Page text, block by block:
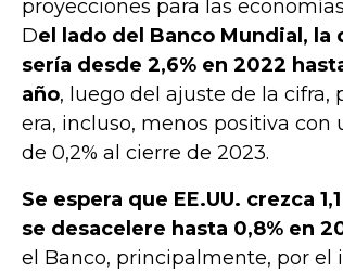
proyecciones para las
Del lado del Banco Mundial, la
sería desde 2,6% en 2022
año, luego del ajuste de la cifra,
era, incluso, menos positiva con
de 0,2% al cierre de 2023.
Se espera que EE.UU. crezca
se desacelere hasta 0,8% en
el Banco, principalmente, por el